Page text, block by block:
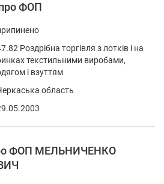
про ФОП
Роздрібна торгівля з лотків і на
текстильними виробами,
і взуттям
область
ФОП МЕЛЬНИЧЕНКО